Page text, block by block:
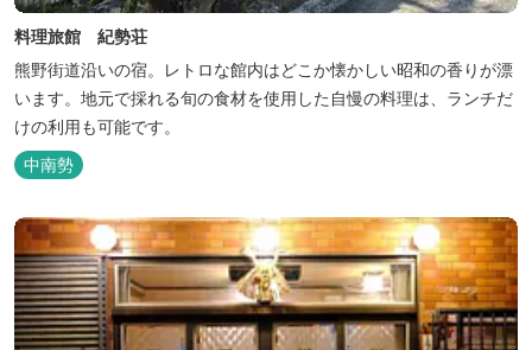
料理旅館 紀勢荘
熊野街道沿いの宿。レトロな館内はどこか懐かしい昭和の香りが漂
います。地元で採れる旬の食材を使用した自慢の料理は、ランチだ
けの利用も可能です。
中南勢